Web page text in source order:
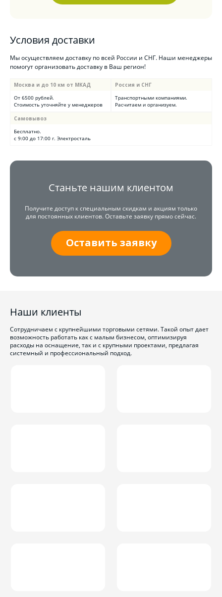
Условия доставки
Мы осуществляем доставку по всей России и СНГ. Наши менеджеры
помогут организовать доставку в Ваш регион!
Москва и до 10 км от МКАД
От 6500 рублей.
Стоимость уточняйте у менеджеров
Россия и СНГ
Транспортными компаниями.
Расчитаем и организуем.
Самовывоз
Бесплатно.
с 9:00 до 17:00 г. Электросталь
Станьте нашим клиентом
Получите доступ к специальным скидкам и акциям только
для постоянных клиентов. Оставьте заявку прямо сейчас.
Оставить заявку
Наши клиенты
Сотрудничаем с крупнейшими торговыми сетями. Такой опыт дает
возможность работать как с малым бизнесом, оптимизируя
расходы на оснащение, так и с крупными проектами, предлагая
системный и профессиональный подход.